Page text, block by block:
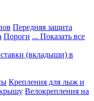
Передняя защита
Пороги ... Показать все
(вкладыши) в
Крепления для лыж и
Велокрепления на